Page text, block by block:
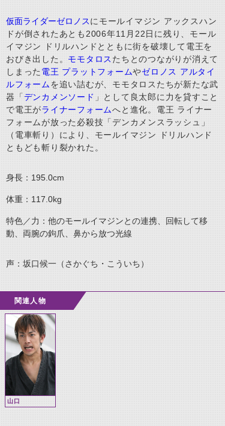
仮面ライダーゼロノスにモールイマジン アックスハン
ドが倒されたあとも2006年11月22日に残り、モール
イマジン ドリルハンドとともに街を破壊して電王を
おびき出した。 モモタロス たちとのつながりが消えて
しまった 電王 プラットフォームやゼロノス アルタイ
ルフォームを追い詰むが、モモタロスたちが新たな武
器「デンカメンソード 」として良太郎に力を貸すこと
で電王がライナーフォームへと進化。電王 ライナー
フォームが放った必殺技「デンカメンスラッシュ」
（電車斬り）により、モールイマジン ドリルハンド
ともども斬り裂かれた。
身長：195.0cm
体重：117.0kg
特色／力：他のモールイマジンとの連携、回転して移
動、両腕の鉤爪、鼻から放つ光線
声：坂口候一（さかぐち・こういち）
関連人物
山口